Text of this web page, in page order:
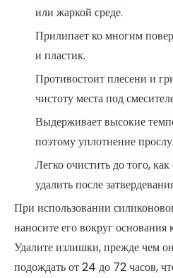
или жаркой среде.
Прилипает ко многим
и пластик.
Противостоит плесени и
чистоту места под
Выдерживает высокие
поэтому уплотнение
Легко очистить до того,
удалить после
При использовании
наносите его вокруг основания
Удалите излишки, прежде чем
подождать от 24 до 72 часов,